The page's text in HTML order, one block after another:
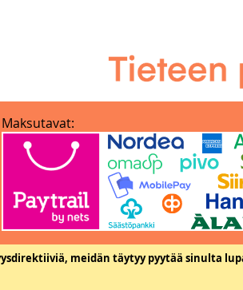
meidän täytyy pyytää sinulta
Maksutavat: